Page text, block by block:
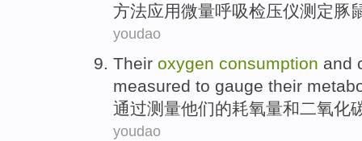
方法应用微量呼吸检压仪测定 豚
youdao
Their oxygen consumption and
measured to gauge their
通过测量他们的耗氧量和二氧化
youdao